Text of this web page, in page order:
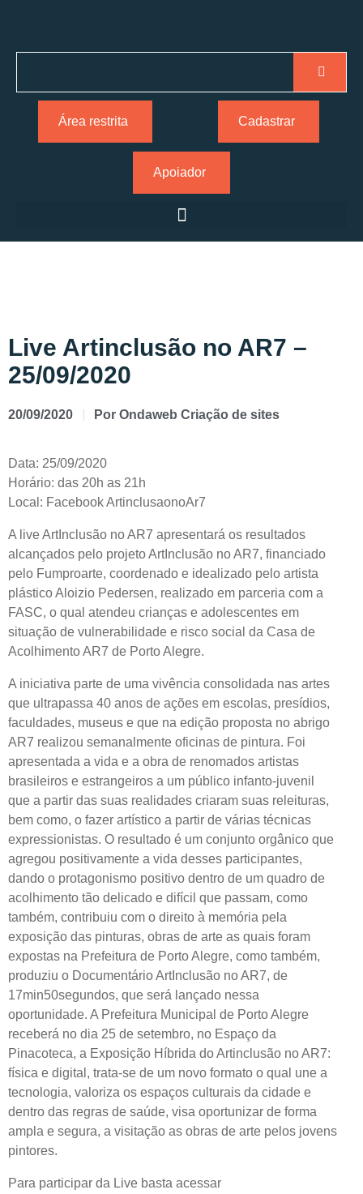
Área restrita Cadastrar
Apoiador
Live Artinclusão no AR7 –
25/09/2020
20/09/2020 Por Ondaweb Criação de sites
Data: 25/09/2020
Horário: das 20h as 21h
Local: Facebook ArtinclusaonoAr7
A live ArtInclusão no AR7 apresentará os resultados
alcançados pelo projeto ArtInclusão no AR7, financiado
pelo Fumproarte, coordenado e idealizado pelo artista
plástico Aloizio Pedersen, realizado em parceria com a
FASC, o qual atendeu crianças e adolescentes em
situação de vulnerabilidade e risco social da Casa de
Acolhimento AR7 de Porto Alegre.
A iniciativa parte de uma vivência consolidada nas artes
que ultrapassa 40 anos de ações em escolas, presídios,
faculdades, museus e que na edição proposta no abrigo
AR7 realizou semanalmente oficinas de pintura. Foi
apresentada a vida e a obra de renomados artistas
brasileiros e estrangeiros a um público infanto-juvenil
que a partir das suas realidades criaram suas releituras,
bem como, o fazer artístico a partir de várias técnicas
expressionistas. O resultado é um conjunto orgânico que
agregou positivamente a vida desses participantes,
dando o protagonismo positivo dentro de um quadro de
acolhimento tão delicado e difícil que passam, como
também, contribuiu com o direito à memória pela
exposição das pinturas, obras de arte as quais foram
expostas na Prefeitura de Porto Alegre, como também,
produziu o Documentário ArtInclusão no AR7, de
17min50segundos, que será lançado nessa
oportunidade. A Prefeitura Municipal de Porto Alegre
receberá no dia 25 de setembro, no Espaço da
Pinacoteca, a Exposição Híbrida do Artinclusão no AR7:
física e digital, trata-se de um novo formato o qual une a
tecnologia, valoriza os espaços culturais da cidade e
dentro das regras de saúde, visa oportunizar de forma
ampla e segura, a visitação as obras de arte pelos jovens
pintores.
Para participar da Live basta acessar